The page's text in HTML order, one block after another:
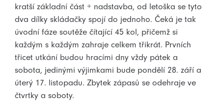
kratší základní část + nadstavba, od letoška se tyto
dva dílky skládačky spojí do jednoho. Čeká je tak
úvodní fáze soutěže čítající 45 kol, přičemž si
každým s každým zahraje celkem třikrát. Prvních
třicet utkání budou hracími dny vždy pátek a
sobota, jedinými výjimkami bude pondělí 28. září a
úterý 17. listopadu. Zbytek zápasů se odehraje ve
čtvrtky a soboty.